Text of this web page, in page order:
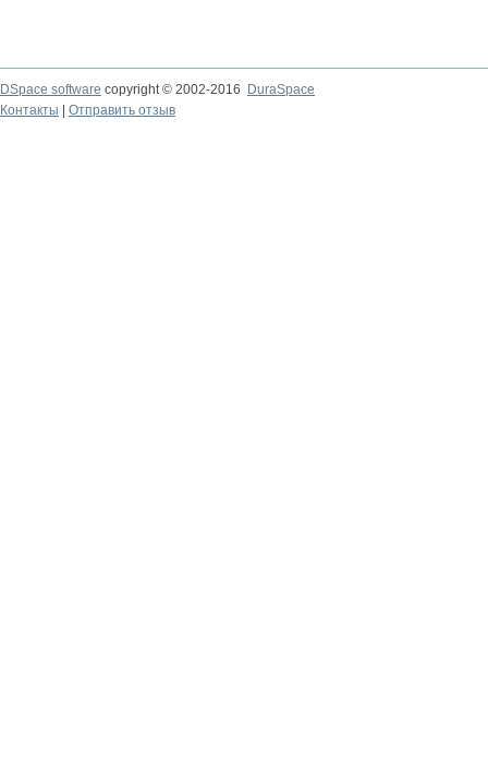
DSpace software copyright © 2002-2016
DuraSpace
Контакты
Отправить отзыв